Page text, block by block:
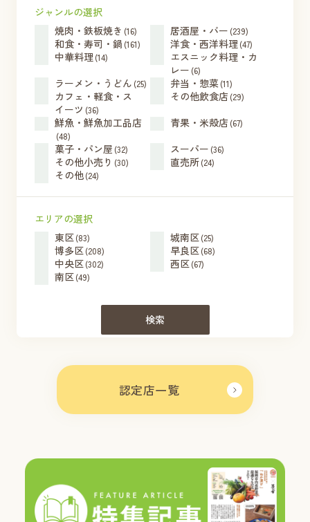
認定店一覧
ジャンルの選択
焼肉・鉄板焼き (16) 居酒屋・バー (239)
和食・寿司・鍋 (161) 洋食・西洋料理 (47)
中華料理 (14)
エスニック料理・カ
レー (6)
ラーメン・うどん (25) 弁当・惣菜(11)
カフェ・軽食・ス
イーツ (36)
その他飲食店(29)
鮮魚・鮮魚加工品店
(48)
青果・米殻店(67)
菓子・パン屋 (32) スーパー (36)
その他小売り (30) 直売所(24)
その他(24)
エリアの選択
東区(83) 城南区(25)
博多区(208) 早良区(68)
中央区(302) 西区(67)
南区(49)
検索